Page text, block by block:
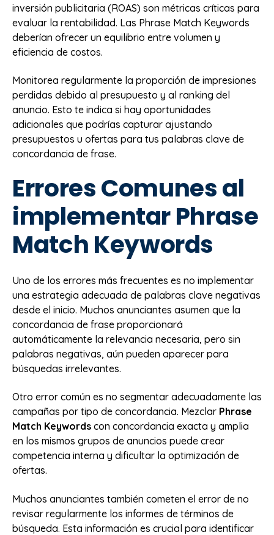
inversión publicitaria (ROAS) son métricas críticas para
evaluar la rentabilidad. Las Phrase Match Keywords
deberían ofrecer un equilibrio entre volumen y
eficiencia de costos.
Monitorea regularmente la proporción de impresiones
perdidas debido al presupuesto y al ranking del
anuncio. Esto te indica si hay oportunidades
adicionales que podrías capturar ajustando
presupuestos u ofertas para tus palabras clave de
concordancia de frase.
Errores Comunes al
implementar Phrase
Match Keywords
Uno de los errores más frecuentes es no implementar
una estrategia adecuada de palabras clave negativas
desde el inicio. Muchos anunciantes asumen que la
concordancia de frase proporcionará
automáticamente la relevancia necesaria, pero sin
palabras negativas, aún pueden aparecer para
búsquedas irrelevantes.
Otro error común es no segmentar adecuadamente las
campañas por tipo de concordancia. Mezclar Phrase
Match Keywords con concordancia exacta y amplia
en los mismos grupos de anuncios puede crear
competencia interna y dificultar la optimización de
ofertas.
Muchos anunciantes también cometen el error de no
revisar regularmente los informes de términos de
búsqueda. Esta información es crucial para identificar